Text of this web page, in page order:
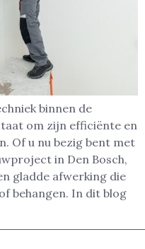
binnen de
om zijn efficiënte en
Of u nu bezig bent met
in Den Bosch,
gladde afwerking die
behangen. In dit blog